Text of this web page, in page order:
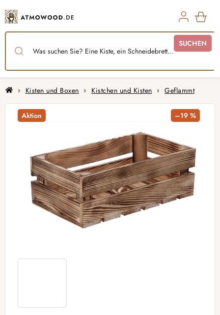
Inhalt
springen
SUCHEN
StartseiteKisten und Boxen Kistchen und Kisten Geflammt
Aktion –19 %